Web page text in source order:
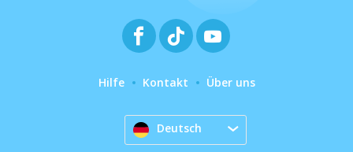
Hilfe Kontakt Über uns
Deutsch